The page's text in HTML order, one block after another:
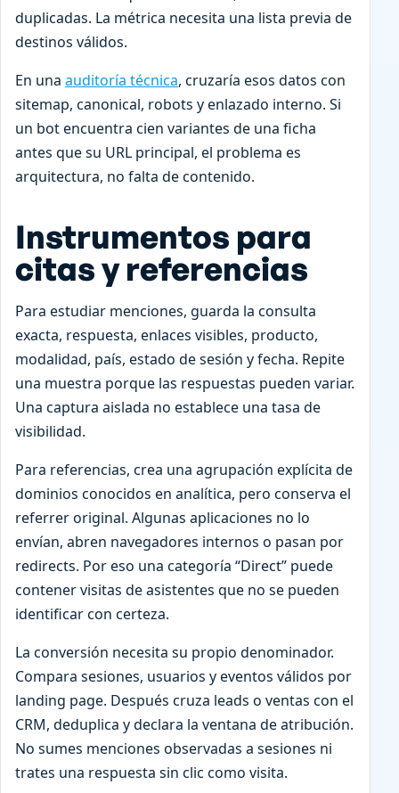
duplicadas. La métrica necesita una lista previa de
destinos válidos.
En una auditoría técnica, cruzaría esos datos con
sitemap, canonical, robots y enlazado interno. Si
un bot encuentra cien variantes de una ficha
antes que su URL principal, el problema es
arquitectura, no falta de contenido.
Instrumentos para
citas y referencias
Para estudiar menciones, guarda la consulta
exacta, respuesta, enlaces visibles, producto,
modalidad, país, estado de sesión y fecha. Repite
una muestra porque las respuestas pueden variar.
Una captura aislada no establece una tasa de
visibilidad.
Para referencias, crea una agrupación explícita de
dominios conocidos en analítica, pero conserva el
referrer original. Algunas aplicaciones no lo
envían, abren navegadores internos o pasan por
redirects. Por eso una categoría “Direct” puede
contener visitas de asistentes que no se pueden
identificar con certeza.
La conversión necesita su propio denominador.
Compara sesiones, usuarios y eventos válidos por
landing page. Después cruza leads o ventas con el
CRM, deduplica y declara la ventana de atribución.
No sumes menciones observadas a sesiones ni
trates una respuesta sin clic como visita.